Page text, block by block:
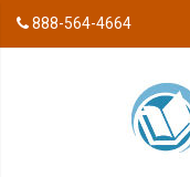
888-564-4664